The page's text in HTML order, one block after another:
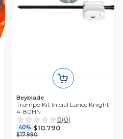
Beyblade
Trompo Kit Inicial Lance Knight
4-80HN
0(0)
40% $10.790
$17.990